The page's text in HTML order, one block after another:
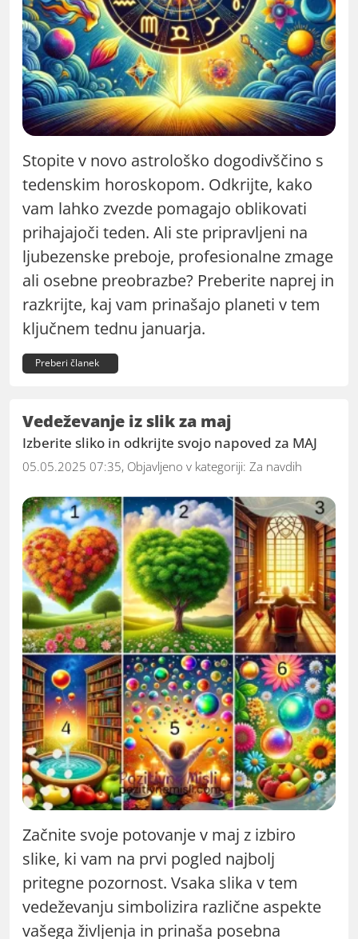
Stopite v novo astrološko dogodivščino s
tedenskim horoskopom. Odkrijte, kako
vam lahko zvezde pomagajo oblikovati
prihajajoči teden. Ali ste pripravljeni na
ljubezenske preboje, profesionalne zmage
ali osebne preobrazbe? Preberite naprej in
razkrijte, kaj vam prinašajo planeti v tem
ključnem tednu januarja.
Preberi članek
Vedeževanje iz slik za maj
Izberite sliko in odkrijte svojo napoved za MAJ
05.05.2025 07:35, Objavljeno v kategoriji: Za navdih
Začnite svoje potovanje v maj z izbiro
slike, ki vam na prvi pogled najbolj
pritegne pozornost. Vsaka slika v tem
vedeževanju simbolizira različne aspekte
vašega življenja in prinaša posebna